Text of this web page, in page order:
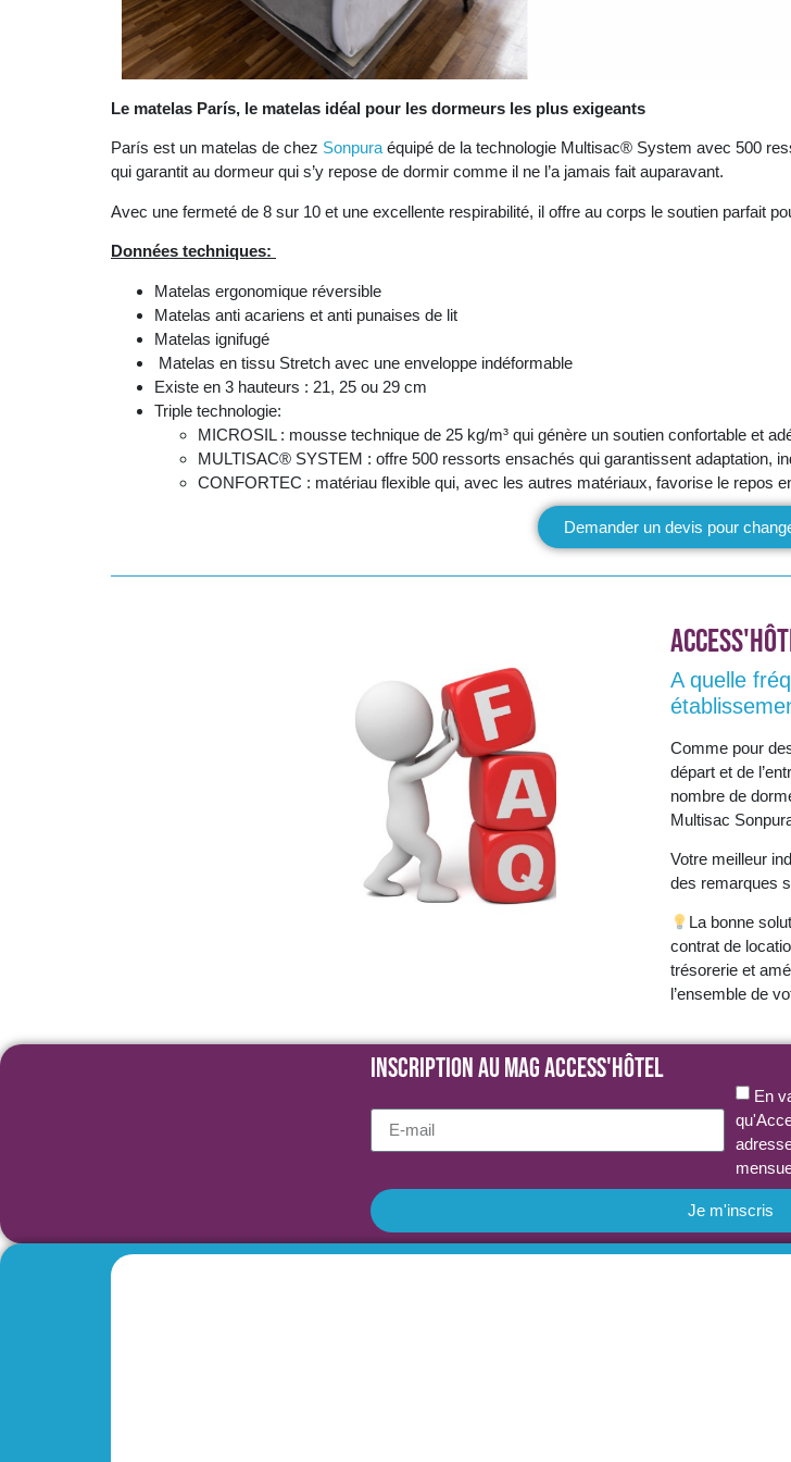
Le matelas París, le matelas idéal pour les dormeurs les plus exigeants
París est un matelas de chez Sonpuraéquipé de la technologie Multisac® System avec 500
qui garantit au dormeur qui s’y repose de dormir comme il ne l’a jamais fait auparavant.
Avec une fermeté de 8 sur 10 et une excellente respirabilité, il offre au corps le soutien parfait
Données techniques:
Matelas ergonomique réversible
Matelas anti acariens et anti punaises de lit
Matelas ignifugé
Matelas en tissu Stretch avec une enveloppe indéformable
Existe en 3 hauteurs : 21, 25 ou 29 cm
Triple technologie:
MICROSIL : mousse technique de 25 kg/m³ qui génère un soutien confortable et
MULTISAC® SYSTEM : offre 500 ressorts ensachés qui garantissent adaptation,
CONFORTEC : matériau flexible qui, avec les autres matériaux, favorise le repos
Demander un devis pour
A quelle
Comme pour
départ et de
nombre de
Multisac
Votre meilleur
des remarques
La bonne
contrat de
trésorerie et
l’ensemble de
Inscription au MAG Access'Hôtel
En
Je m'inscris